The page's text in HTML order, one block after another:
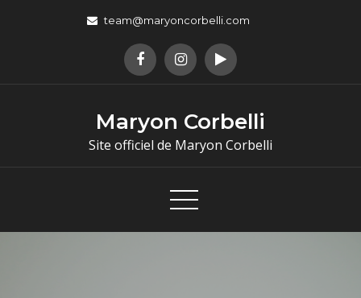
team@maryoncorbelli.com
Maryon Corbelli
Site officiel de Maryon Corbelli